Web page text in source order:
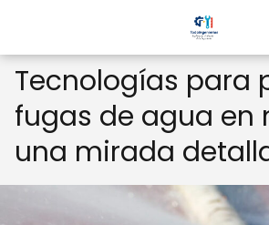
Tecnologías para
fugas de agua en
una mirada